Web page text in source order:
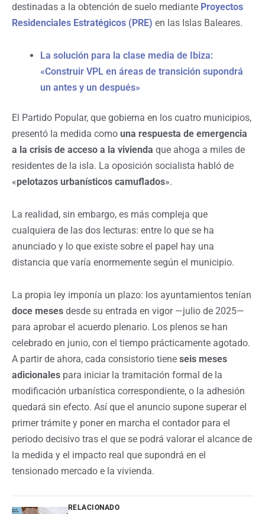
destinadas a la obtención de suelo mediante Proyectos
Residenciales Estratégicos (PRE) en las Islas Baleares.
La solución para la clase media de Ibiza:
«Construir VPL en áreas de transición supondrá
un antes y un después»
El Partido Popular, que gobierna en los cuatro municipios,
presentó la medida como una respuesta de emergencia
a la crisis de acceso a la vivienda que ahoga a miles de
residentes de la isla. La oposición socialista habló de
«pelotazos urbanísticos camuflados».
La realidad, sin embargo, es más compleja que
cualquiera de las dos lecturas: entre lo que se ha
anunciado y lo que existe sobre el papel hay una
distancia que varía enormemente según el municipio.
La propia ley imponía un plazo: los ayuntamientos tenían
doce meses desde su entrada en vigor —julio de 2025—
para aprobar el acuerdo plenario. Los plenos se han
celebrado en junio, con el tiempo prácticamente agotado.
A partir de ahora, cada consistorio tiene seis meses
adicionales para iniciar la tramitación formal de la
modificación urbanística correspondiente, o la adhesión
quedará sin efecto. Así que el anuncio supone superar el
primer trámite y poner en marcha el contador para el
periodo decisivo tras el que se podrá valorar el alcance de
la medida y el impacto real que supondrá en el
tensionado mercado e la vivienda.
RELACIONADO